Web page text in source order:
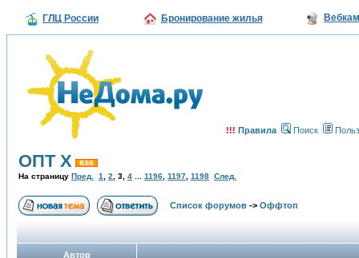
ГЛЦ России Бронирование жилья
!!! Правила Поиск
ОПТ Х
На страницу Пред. 1 2 3 4 1196 1197 1198 След.
Список форумов -> Оффтоп
Автор